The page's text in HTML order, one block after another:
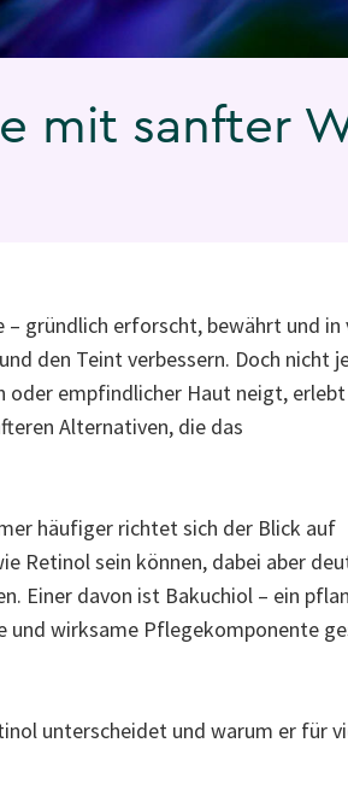
mit sanfter
gründlich erforscht, bewährt und in
den Teint verbessern. Doch nicht
oder empfindlicher Haut neigt,
Alternativen, die das
häufiger richtet sich der Blick auf
Retinol sein können, dabei aber
Einer davon ist Bakuchiol – ein
und wirksame Pflegekomponente
unterscheidet und warum er für